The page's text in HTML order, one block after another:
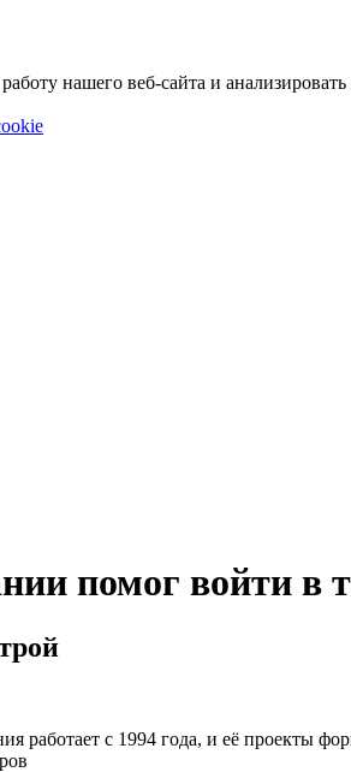
нашего веб-сайта и анализировать
помог войти в
с 1994 года, и её проекты